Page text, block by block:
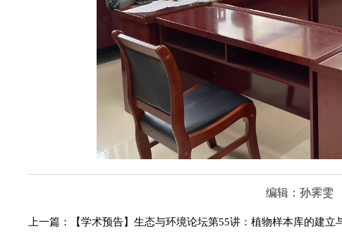
编辑：孙霁雯
上一篇：
【学术预告】生态与环境论坛第55讲：植物样本库的建立